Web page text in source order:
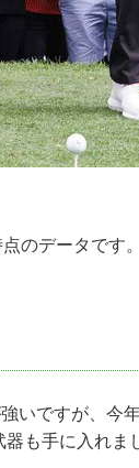
のデータです。
いですが、今
も手に入れま